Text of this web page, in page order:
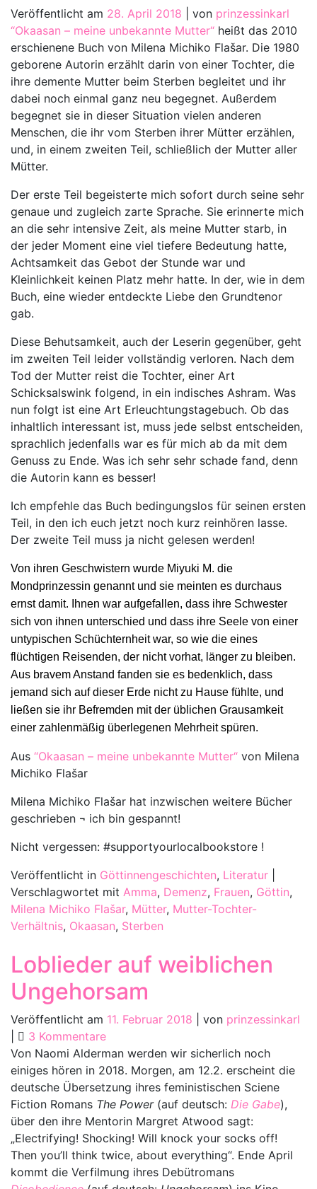
Veröffentlicht am 28. April 2018 von prinzessinkarl
“Okaasan – meine unbekannte Mutter“ heißt das 2010
erschienene Buch von Milena Michiko Flašar. Die 1980
geborene Autorin erzählt darin von einer Tochter, die
ihre demente Mutter beim Sterben begleitet und ihr
dabei noch einmal ganz neu begegnet. Außerdem
begegnet sie in dieser Situation vielen anderen
Menschen, die ihr vom Sterben ihrer Mütter erzählen,
und, in einem zweiten Teil, schließlich der Mutter aller
Mütter.
Der erste Teil begeisterte mich sofort durch seine sehr
genaue und zugleich zarte Sprache. Sie erinnerte mich
an die sehr intensive Zeit, als meine Mutter starb, in
der jeder Moment eine viel tiefere Bedeutung hatte,
Achtsamkeit das Gebot der Stunde war und
Kleinlichkeit keinen Platz mehr hatte. In der, wie in dem
Buch, eine wieder entdeckte Liebe den Grundtenor
gab.
Diese Behutsamkeit, auch der Leserin gegenüber, geht
im zweiten Teil leider vollständig verloren. Nach dem
Tod der Mutter reist die Tochter, einer Art
Schicksalswink folgend, in ein indisches Ashram. Was
nun folgt ist eine Art Erleuchtungstagebuch. Ob das
inhaltlich interessant ist, muss jede selbst entscheiden,
sprachlich jedenfalls war es für mich ab da mit dem
Genuss zu Ende. Was ich sehr sehr schade fand, denn
die Autorin kann es besser!
Ich empfehle das Buch bedingungslos für seinen ersten
Teil, in den ich euch jetzt noch kurz reinhören lasse.
Der zweite Teil muss ja nicht gelesen werden!
Von ihren Geschwistern wurde Miyuki M. die
Mondprinzessin genannt und sie meinten es durchaus
ernst damit. Ihnen war aufgefallen, dass ihre Schwester
sich von ihnen unterschied und dass ihre Seele von einer
untypischen Schüchternheit war, so wie die eines
flüchtigen Reisenden, der nicht vorhat, länger zu bleiben.
Aus bravem Anstand fanden sie es bedenklich, dass
jemand sich auf dieser Erde nicht zu Hause fühlte, und
ließen sie ihr Befremden mit der üblichen Grausamkeit
einer zahlenmäßig überlegenen Mehrheit spüren.
Aus “Okaasan – meine unbekannte Mutter“ von Milena
Michiko Flašar
Milena Michiko Flašar hat inzwischen weitere Bücher
geschrieben ¬ ich bin gespannt!
Nicht vergessen: #supportyourlocalbookstore !
Veröffentlicht in Göttinnengeschichten, Literatur
Verschlagwortet mit Amma, Demenz, Frauen, Göttin,
Milena Michiko Flašar, Mütter, Mutter-Tochter-
Verhältnis, Okaasan, Sterben
Loblieder auf weiblichen
Ungehorsam
Veröffentlicht am 11. Februar 2018 von prinzessinkarl
3 Kommentarezu
Loblieder
auf
weiblichen
Ungehorsam
Von Naomi Alderman werden wir sicherlich noch
einiges hören in 2018. Morgen, am 12.2. erscheint die
deutsche Übersetzung ihres feministischen Sciene
Fiction Romans The Power(auf deutsch: Die Gabe),
über den ihre Mentorin Margret Atwood sagt:
„Electrifying! Shocking! Will knock your socks off!
Then you’ll think twice, about everything“. Ende April
kommt die Verfilmung ihres Debütromans